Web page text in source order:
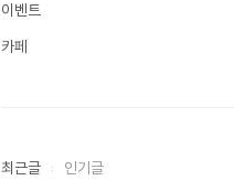
이벤트
카페
최근글 인기글